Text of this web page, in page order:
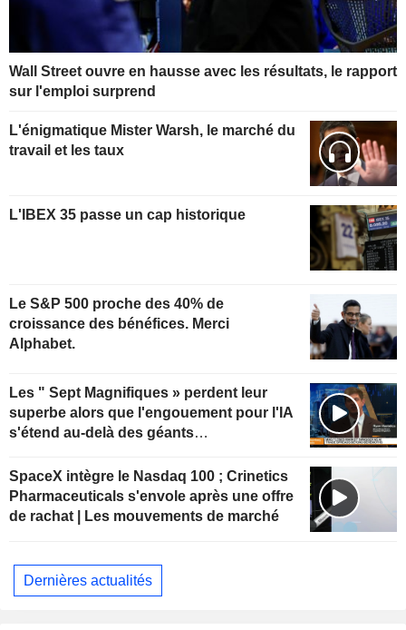
Wall Street ouvre en hausse avec les résultats, le rapport
sur l'emploi surprend
L'énigmatique Mister Warsh, le marché du
travail et les taux
L'IBEX 35 passe un cap historique
Le S&P 500 proche des 40% de
croissance des bénéfices. Merci
Alphabet.
Les " Sept Magnifiques » perdent leur
superbe alors que l'engouement pour l'IA
s'étend au-delà des géants
SpaceX intègre le Nasdaq 100 ; Crinetics
Pharmaceuticals s'envole après une offre
de rachat | Les mouvements de marché
Dernières actualités